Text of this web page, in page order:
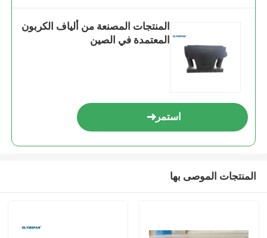
المنتجات المصنعة من ألياف الكربون
المعتمدة في الصين
استمر
المنتجات الموصى بها